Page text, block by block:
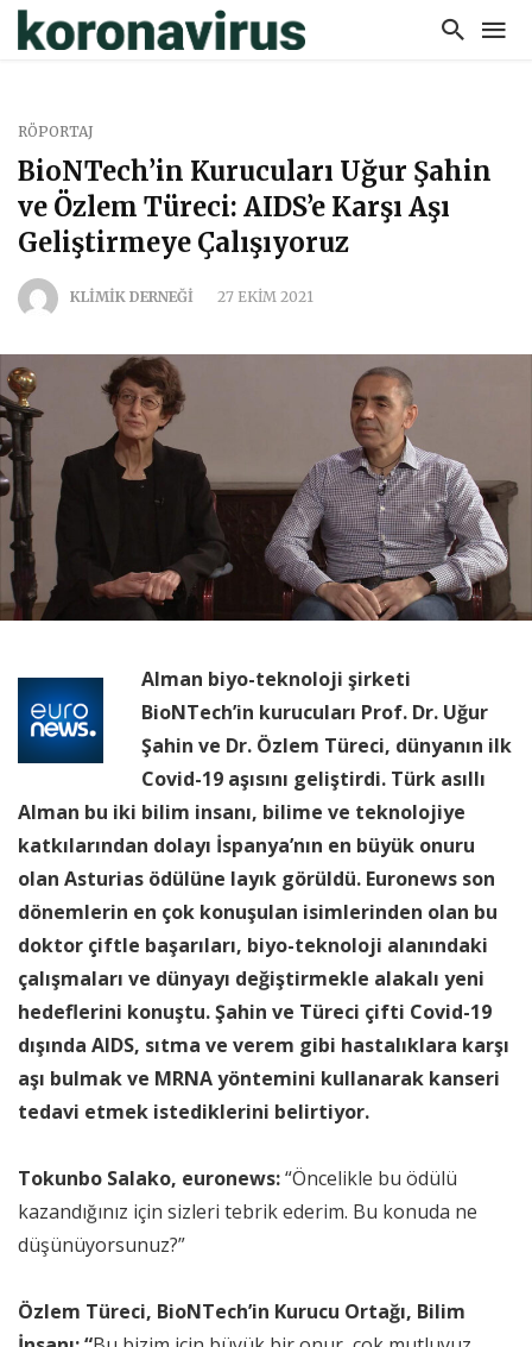
RÖPORTAJ
BioNTech’in Kurucuları Uğur Şahin
ve Özlem Türeci: AIDS’e Karşı Aşı
Geliştirmeye Çalışıyoruz
KLİMİK DERNEĞİ 27 EKIM 2021
Alman biyo-teknoloji şirketi
BioNTech’in kurucuları Prof. Dr. Uğur
Şahin ve Dr. Özlem Türeci, dünyanın ilk
Covid-19 aşısını geliştirdi. Türk asıllı
Alman bu iki bilim insanı, bilime ve teknolojiye
katkılarından dolayı İspanya’nın en büyük onuru
olan Asturias ödülüne layık görüldü. Euronews son
dönemlerin en çok konuşulan isimlerinden olan bu
doktor çiftle başarıları, biyo-teknoloji alanındaki
çalışmaları ve dünyayı değiştirmekle alakalı yeni
hedeflerini konuştu. Şahin ve Türeci çifti Covid-19
dışında AIDS, sıtma ve verem gibi hastalıklara karşı
aşı bulmak ve MRNA yöntemini kullanarak kanseri
tedavi etmek istediklerini belirtiyor.
Tokunbo Salako, euronews:“Öncelikle bu ödülü
kazandığınız için sizleri tebrik ederim. Bu konuda ne
düşünüyorsunuz?”
Özlem Türeci, BioNTech’in Kurucu Ortağı, Bilim